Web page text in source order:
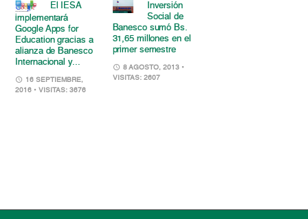
El IESA
implementará
Google Apps for
Education gracias a
alianza de Banesco
Internacional y...
16 SEPTIEMBRE,
2016 • VISITAS: 3676
Inversión
Social de
Banesco sumó Bs.
31,65 millones en el
primer semestre
8 AGOSTO, 2013 •
VISITAS: 2607